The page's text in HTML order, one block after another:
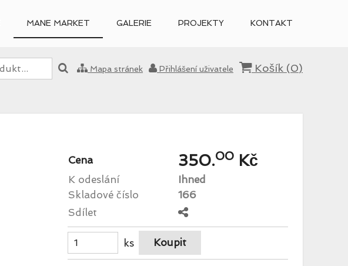
MANE MARKET GALERIE PROJEKTY KONTAKT
Mapa stránek Přihlášení uživatele Košík (0)
Cena 350.00 Kč
K odeslání
Ihned
Skladové číslo
166
Sdílet
ks